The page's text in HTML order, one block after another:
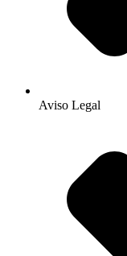
Aviso Legal